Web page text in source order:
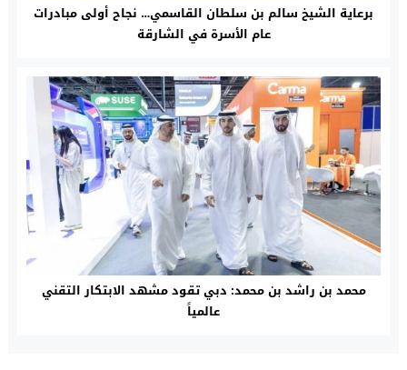
برعاية الشيخ سالم بن سلطان القاسمي… نجاح أولى مبادرات
عام الأسرة في الشارقة
محمد بن راشد بن محمد: دبي تقود مشهد الابتكار التقني
عالمياً